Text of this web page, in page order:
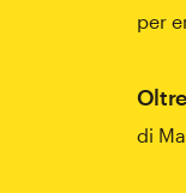
per
di